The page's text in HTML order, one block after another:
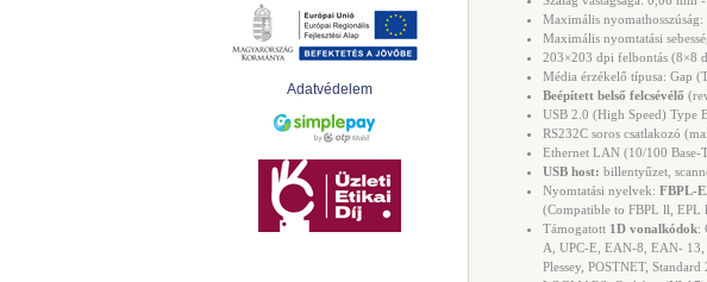
Adatvédelem
Maximális
Maximális nyomtatási
203×203 dpi felbontás (8×8
Média érzékelő típusa: Gap
Beépített belső felcsévélő
USB 2.0 (High Speed) Type
RS232C soros csatlakozó
Ethernet LAN (10/100 Base-
USB host: billentyűzet,
Nyomtatási nyelvek: FBPL-
(Compatible to FBPL ll, EPL
Támogatott 1D vonalkódok:
A, UPC-E, EAN-8, EAN-
Plessey, POSTNET,